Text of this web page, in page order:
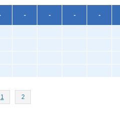
- - - -
1 2